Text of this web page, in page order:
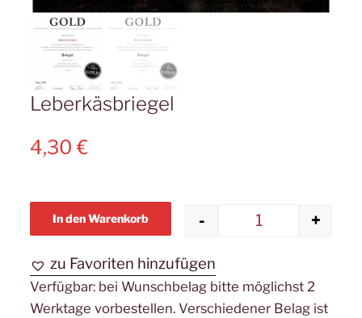
Leberkäsbriegel
4,30€
- +
In den Warenkorb
zu Favoriten hinzufügen
Verfügbar: bei Wunschbelag bitte möglichst 2
Werktage vorbestellen. Verschiedener Belag ist